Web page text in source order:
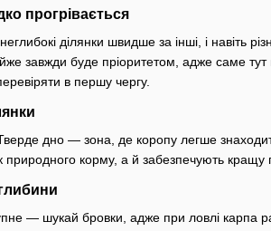
прогрівається
ділянки швидше за інші, і навіть
завжди буде пріоритетом, адже саме тут
в першу чергу.
дно — зона, де коропу легше
корму, а й забезпечують кращу
— шукай бровки, адже при ловлі карпа